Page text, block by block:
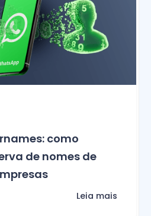
como
de nomes de
Leia mais